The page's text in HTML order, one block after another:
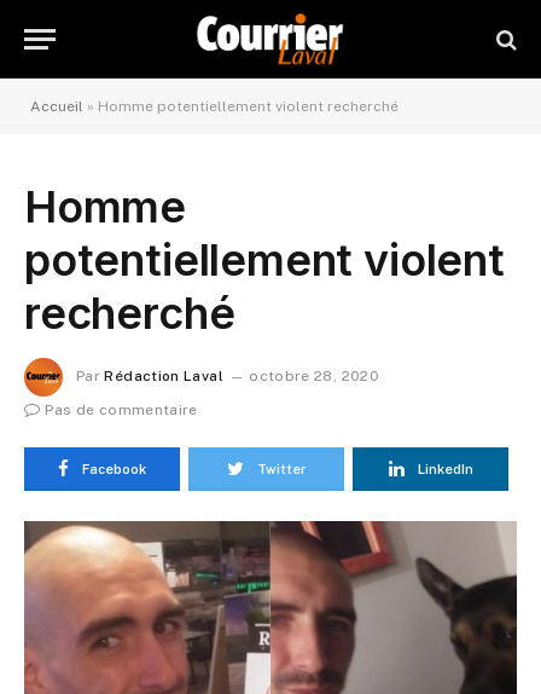
Accueil » Homme potentiellement violent recherché
Homme
potentiellement violent
recherché
Par Rédaction Laval
octobre 28, 2020
Pas de commentaire
Facebook Twitter LinkedIn